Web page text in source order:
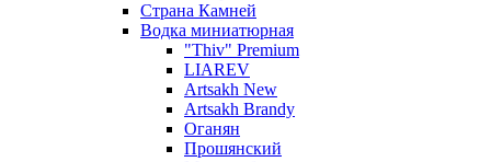
Страна Камней
Водка миниатюрная
"Thiv" Premium
LIAREV
Artsakh New
Artsakh Brandy
Оганян
Прошянский